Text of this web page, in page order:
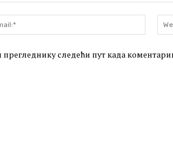
Email:*
прегледнику следећи пут када